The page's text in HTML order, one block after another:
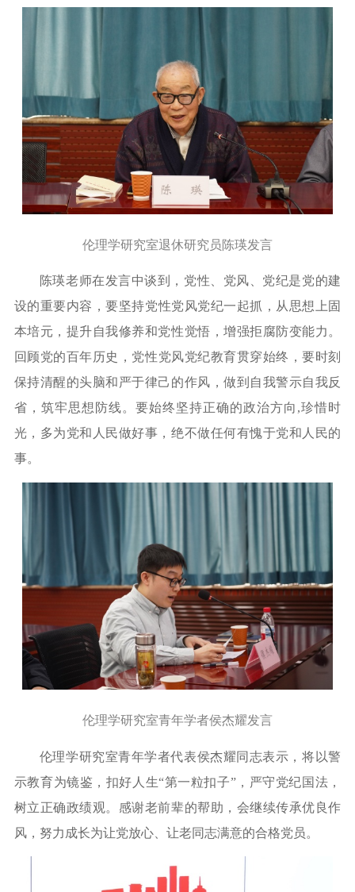
伦理学研究室退休研究员陈瑛发言
陈瑛老师在发言中谈到 ， 党性、党风、党纪是党的建
设的重要内容，要坚持党性党风党纪一起抓，从思想上固
本培元，提升自我修养和党性觉悟，增强拒腐防变能力。
回 顾党的百年历史，党性党风党纪教育贯穿始终，要时刻
保持清醒的头脑和严于律己的作风，做到自我警示自我反
省 ，筑牢思想防线。 要始终坚持正确的政治方向 ,珍惜时
光，多为党和人民做好事，绝不做任何有愧于党和人民的
事。
伦理学研究室青年学者侯杰耀发言
伦理学研究室青年学者代表侯杰耀同志表示，将以警
示教育为镜鉴，扣好人生“第一粒扣子”，严守党纪国法，
树立正确政绩观。 感谢老前辈的帮助，会继续传承优良作
风，努力成长为让党放心、让老同志满意的合格党员。